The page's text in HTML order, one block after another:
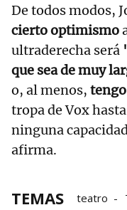
De todos modos,
cierto optimismo
ultraderecha será
que sea de muy
o, al menos,
tropa de Vox
ninguna
afirma.
TEMAS teatro